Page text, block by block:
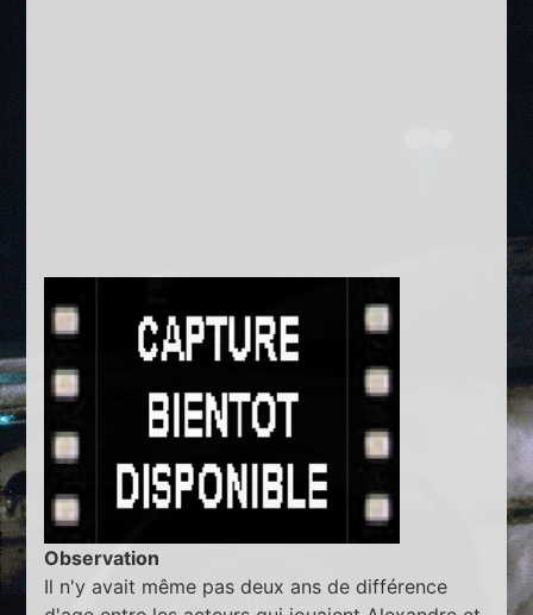
Observation
Il n'y avait même pas deux ans de différence